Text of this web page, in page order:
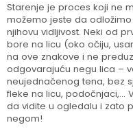
Starenje je proces koji ne
možemo jeste da
njihovu vidljivost. Neki od
bore na licu (oko očiju,
na ove znakove i ne
odgovarajuću negu lica –
neujednačenog tena, bez
fleke na licu, podočnjaci,...
da vidite u ogledalu i zato
negom!